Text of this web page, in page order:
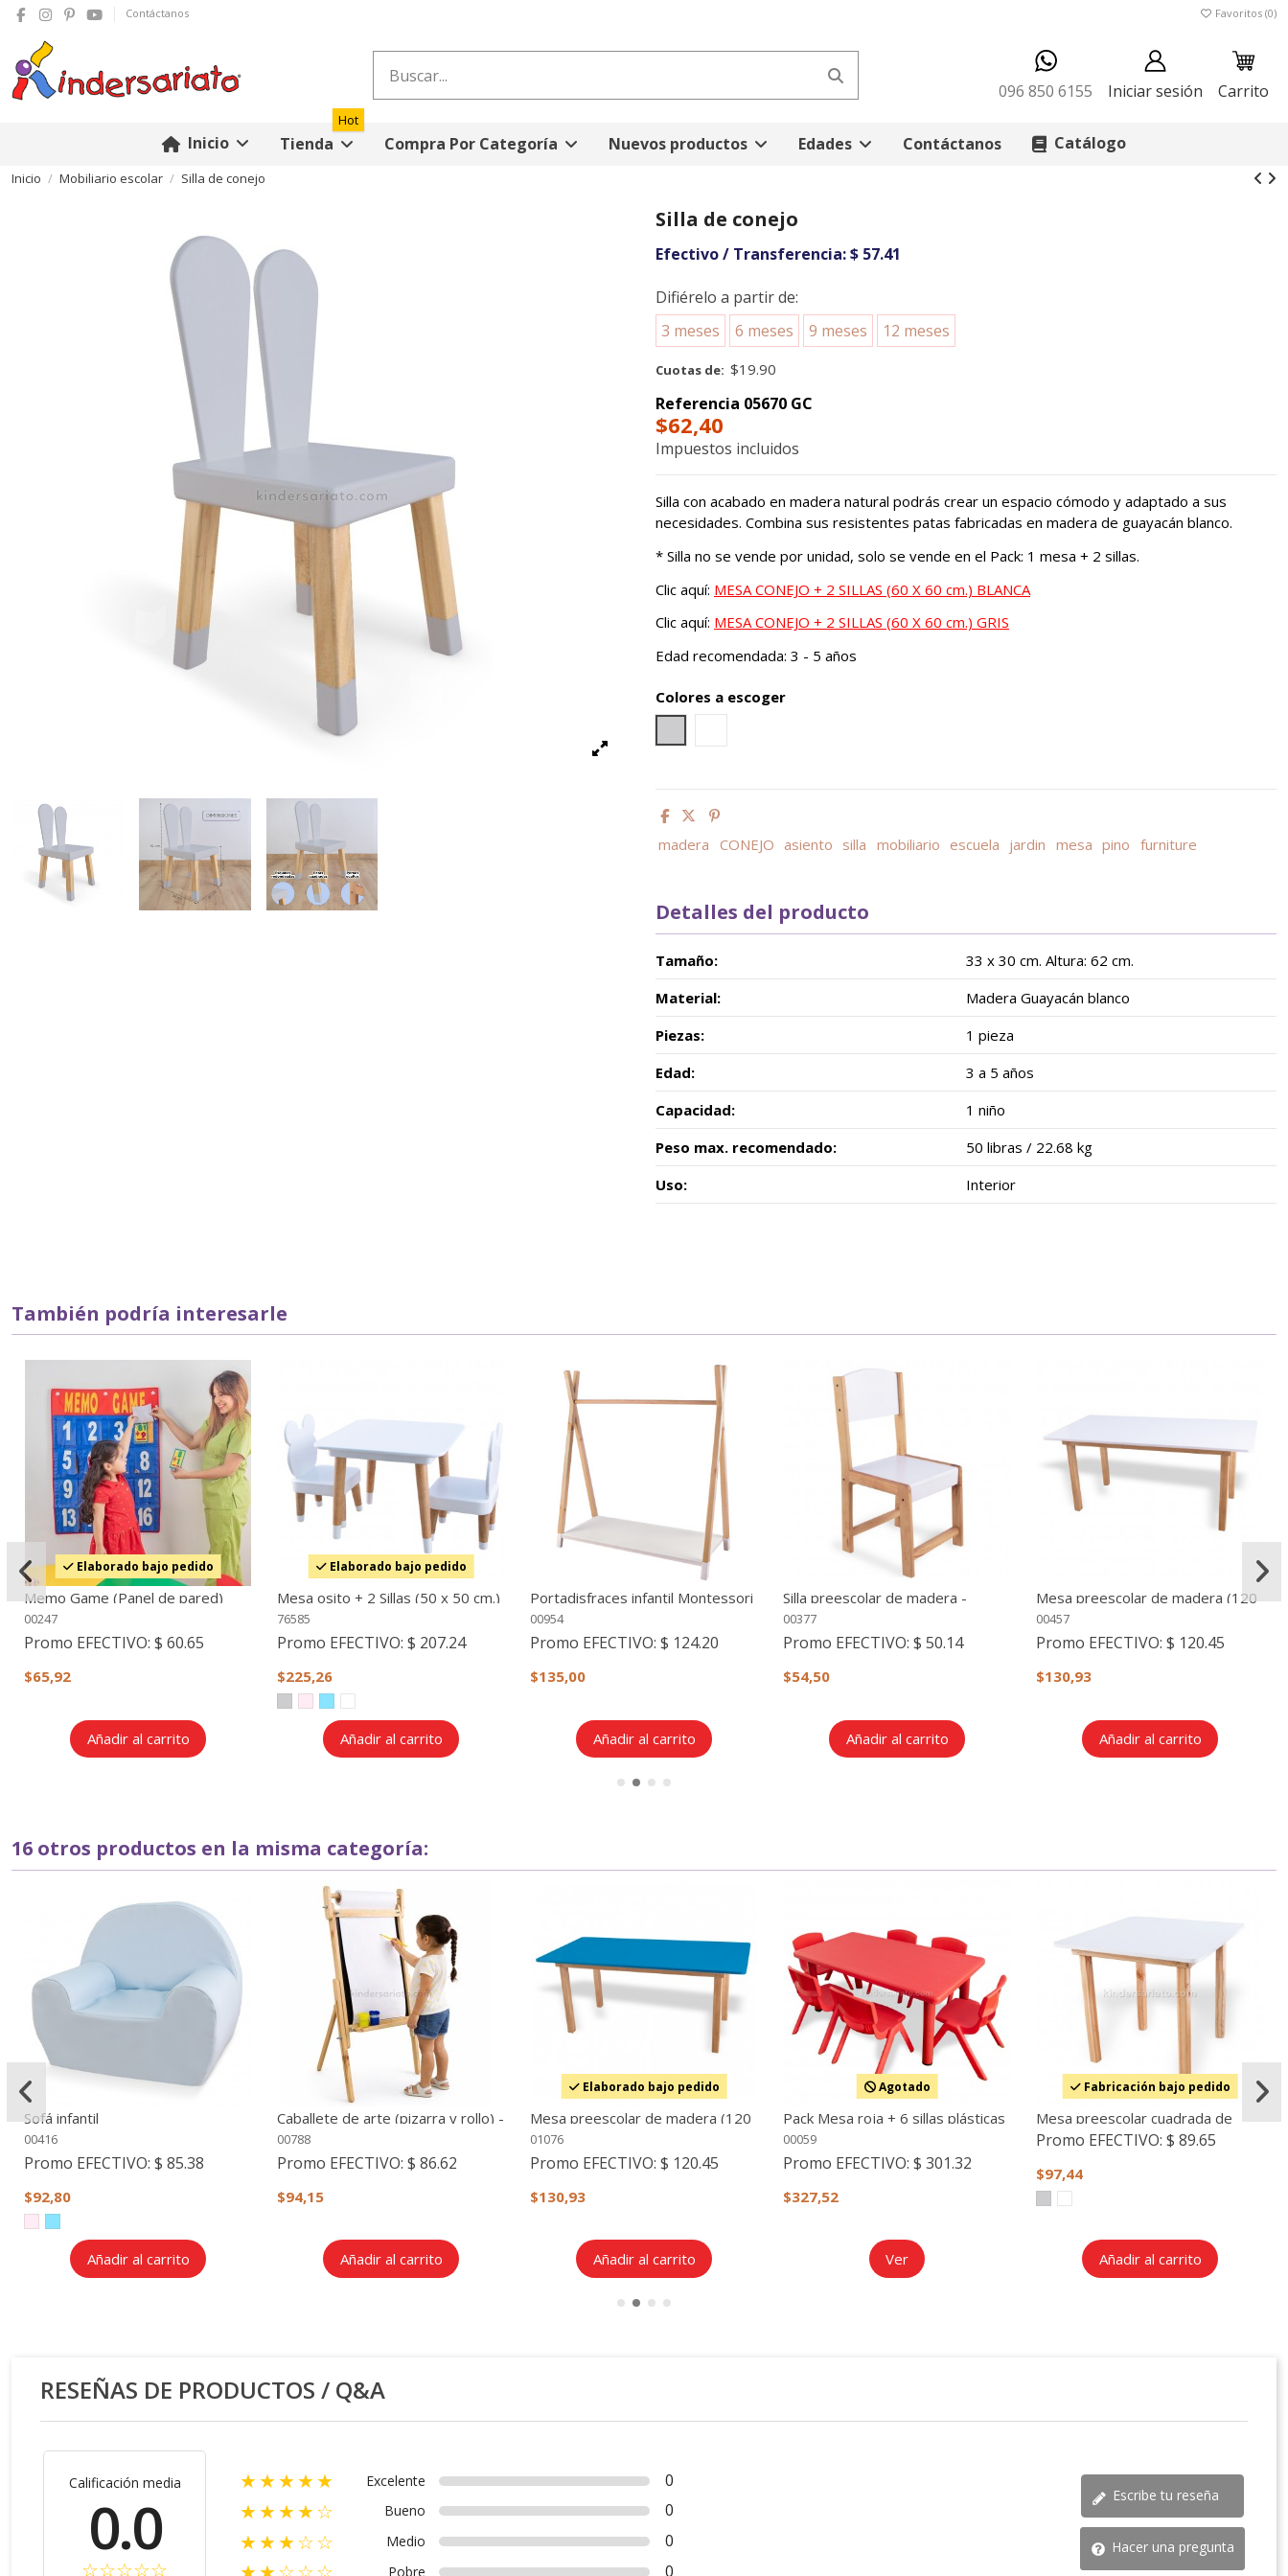
Contáctanos Favoritos (0)
096 850 6155 Iniciar sesión Carrito
Inicio Tienda
Hot
Compra Por Categoría Nuevos productos Edades Contáctanos Catálogo
Inicio Mobiliario escolar Silla de conejo
Silla de conejo
Efectivo / Transferencia:$ 57.41
Difiérelo a partir de:
3 meses
6 meses 9 meses 12 meses
Cuotas de: $19.90
Referencia 05670 GC
$62,40
Impuestos incluidos
Silla con acabado en madera natural podrás crear un espacio cómodo y adaptado a sus
necesidades. Combina sus resistentes patas fabricadas en madera de guayacán blanco.
* Silla no se vende por unidad, solo se vende en el Pack: 1 mesa + 2 sillas.
Clic aquí: MESA CONEJO + 2 SILLAS (60 X 60 cm.) BLANCA
Clic aquí: MESA CONEJO + 2 SILLAS (60 X 60 cm.) GRIS
Edad recomendada: 3 - 5 años
Colores a escoger
madera CONEJO asiento silla mobiliario escuela jardin mesa pino furniture
Detalles del producto
Tamaño:
33 x 30 cm. Altura: 62 cm.
Material:
Madera Guayacán blanco
Piezas:
1 pieza
Edad:
3 a 5 años
Capacidad:
1 niño
Peso max. recomendado:
50 libras / 22.68 kg
Uso:
Interior
También podría interesarle
Elaborado bajo pedido
Memo Game (Panel de pared)
00247
Promo EFECTIVO: $ 60.65
$65,92
Añadir al carrito
Elaborado bajo pedido
Mesa osito + 2 Sillas (50 x 50 cm.)
76585
Promo EFECTIVO: $ 207.24
$225,26
Añadir al carrito
Portadisfraces infantil Montessori
00954
Promo EFECTIVO: $ 124.20
$135,00
Añadir al carrito
Silla preescolar de madera -
Blanca
00377
Promo EFECTIVO: $ 50.14
$54,50
Añadir al carrito
Mesa preescolar de madera (120
x 60 cm.) Blanca
00457
Promo EFECTIVO: $ 120.45
$130,93
Añadir al carrito
16 otros productos en la misma categoría:
Sofá infantil
00416
Promo EFECTIVO: $ 85.38
$92,80
Añadir al carrito
Caballete de arte (pizarra y rollo) -
altura regulable
00788
Promo EFECTIVO: $ 86.62
$94,15
Añadir al carrito
Elaborado bajo pedido
Mesa preescolar de madera (120
x 60 cm.) Azul
01076
Promo EFECTIVO: $ 120.45
$130,93
Añadir al carrito
Agotado
Pack Mesa roja + 6 sillas plásticas
- mobiliario de aula
00059
Promo EFECTIVO: $ 301.32
$327,52
Ver
Fabricación bajo pedido
Mesa preescolar cuadrada de
madera (60 x 60 cm.)
Promo EFECTIVO: $ 89.65
$97,44
Añadir al carrito
RESEÑAS DE PRODUCTOS / Q&A
Calificación media
0.0
★★★★★ Excelente
0
★★★★☆
Bueno
0
★★★☆☆
Medio
0
Pobre 0
Escribe tu reseña
Hacer una pregunta